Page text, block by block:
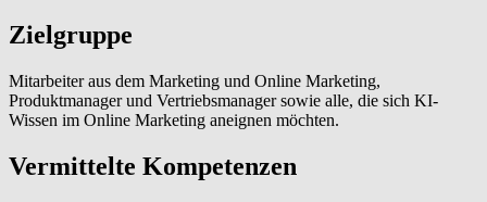
Zielgruppe
Mitarbeiter aus dem Marketing und Online Marketing,
Produktmanager und Vertriebsmanager sowie alle, die sich KI-
Wissen im Online Marketing aneignen möchten.
Vermittelte Kompetenzen